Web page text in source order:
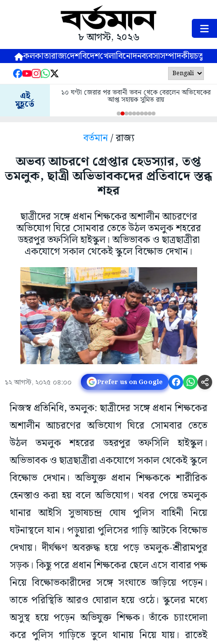
৮ আগস্ট, ২০২৬
কলকাতারাজ্যদেশবিদেশখেলাবিনোদনব্যবসাসম্পাদকীয়
এই
মুহূর্তে
১০ ঘণ্টা জেরার পর ভবানী ভবন থেকে বেরলেন অভিষেকের
আপ্ত সহায়ক সুমিত রায়
বর্তমান/ রাজ্য
অভব্য আচরণে গ্রেপ্তার হেডস্যার, তপ্ত
তমলুক, ছাত্রী অভিভাবকদের প্রতিবাদে স্তব্ধ
শহর
ছাত্রীদের সঙ্গে প্রধান শিক্ষকের অশালীন আচরণের
অভিযোগ ঘিরে সোমবার তেতে উঠল তমলুক শহরের
ডহরপুর তফসিলি হাইস্কুল। অভিভাবক ও ছাত্রছাত্রীরা
একযোগে সকাল থেকেই স্কুলে বিক্ষোভ দেখান।
১২ আগস্ট, ২০২৫ ০৪:০০ Prefer us on Google
নিজস্ব প্রতিনিধি, তমলুক: ছাত্রীদের সঙ্গে প্রধান শিক্ষকের
অশালীন আচরণের অভিযোগ ঘিরে সোমবার তেতে
উঠল তমলুক শহরের ডহরপুর তফসিলি হাইস্কুল।
অভিভাবক ও ছাত্রছাত্রীরা একযোগে সকাল থেকেই স্কুলে
বিক্ষোভ দেখান। অভিযুক্ত প্রধান শিক্ষককে শারীরিক
হেনস্তাও করা হয় বলে অভিযোগ। খবর পেয়ে তমলুক
থানার আইসি সুভাষচন্দ্র ঘোষ পুলিস বাহিনী নিয়ে
ঘটনাস্থলে যান। পড়ুয়ারা পুলিসের গাড়ি আটকে বিক্ষোভ
দেখায়। দীর্ঘক্ষণ অবরুদ্ধ হয়ে পড়ে তমলুক-শ্রীরামপুর
সড়ক। কিছু পরে প্রধান শিক্ষকের ছেলে এসে বাবার পক্ষ
নিয়ে বিক্ষোভকারীদের সঙ্গে সংঘাতে জড়িয়ে পড়েন।
তাতে পরিস্থিতি আরও ঘোরাল হয়ে ওঠে। স্কুলের মধ্যে
অসুস্থ হয়ে পড়েন অভিযুক্ত শিক্ষক। তাঁকে চ্যাংদোলা
করে পুলিস গাড়িতে তুলে থানায় নিয়ে যায়। রাতেই